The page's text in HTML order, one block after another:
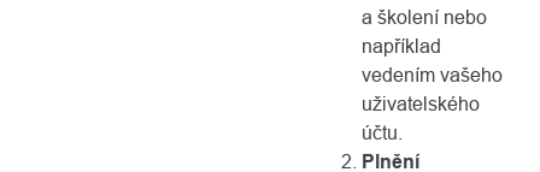
a školení nebo
například
vedením vašeho
uživatelského
účtu.
Plnění